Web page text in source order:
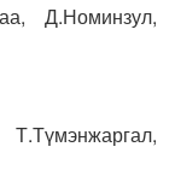
Д.Номинзул,